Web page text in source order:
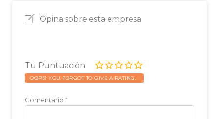
Opina sobre esta empresa
Tu Puntuación
OOPS! YOU FORGOT TO GIVE A RATING.
Comentario *